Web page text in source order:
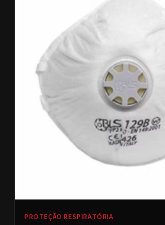
PROTEÇÃO RESPIRATÓRIA